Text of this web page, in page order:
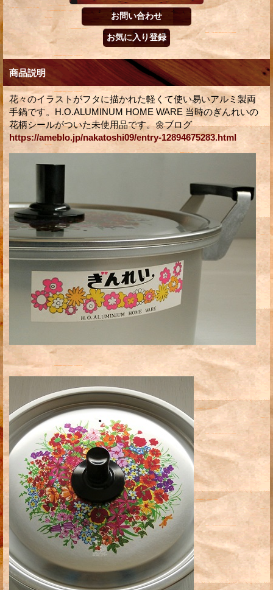
商品説明
花々のイラストがフタに描かれた軽くて使い易いアルミ製両
手鍋です。H.O.ALUMINUM HOME WARE 当時のぎんれいの
花柄シールがついた未使用品です。🌼ブログ
https://ameblo.jp/nakatoshi09/entry-12894675283.html